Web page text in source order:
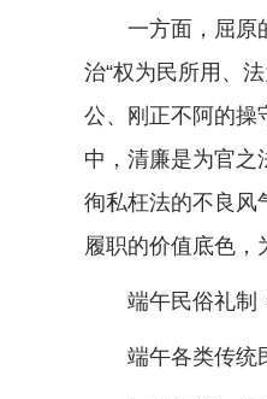
一方面，屈原的
治“权为民所用、
公、刚正不阿的操
中，清廉是为官之
徇私枉法的不良风
履职的价值底色，
端午民俗礼制：
端午各类传统民